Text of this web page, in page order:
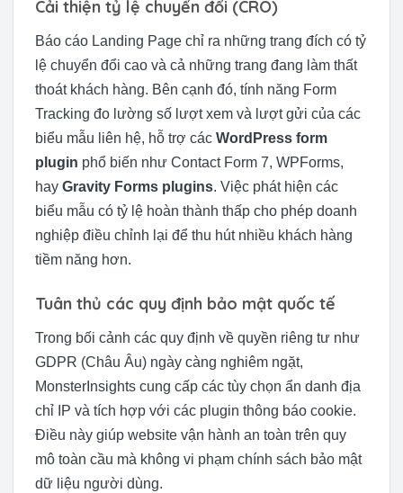
Cải thiện tỷ lệ chuyển đổi (CRO)
Báo cáo Landing Page chỉ ra những trang đích có tỷ
lệ chuyển đổi cao và cả những trang đang làm thất
thoát khách hàng. Bên cạnh đó, tính năng Form
Tracking đo lường số lượt xem và lượt gửi của các
biểu mẫu liên hệ, hỗ trợ các WordPress form
plugin phổ biến như Contact Form 7, WPForms,
hay Gravity Forms plugins. Việc phát hiện các
biểu mẫu có tỷ lệ hoàn thành thấp cho phép doanh
nghiệp điều chỉnh lại để thu hút nhiều khách hàng
tiềm năng hơn.
Tuân thủ các quy định bảo mật quốc tế
Trong bối cảnh các quy định về quyền riêng tư như
GDPR (Châu Âu) ngày càng nghiêm ngặt,
MonsterInsights cung cấp các tùy chọn ẩn danh địa
chỉ IP và tích hợp với các plugin thông báo cookie.
Điều này giúp website vận hành an toàn trên quy
mô toàn cầu mà không vi phạm chính sách bảo mật
dữ liệu người dùng.